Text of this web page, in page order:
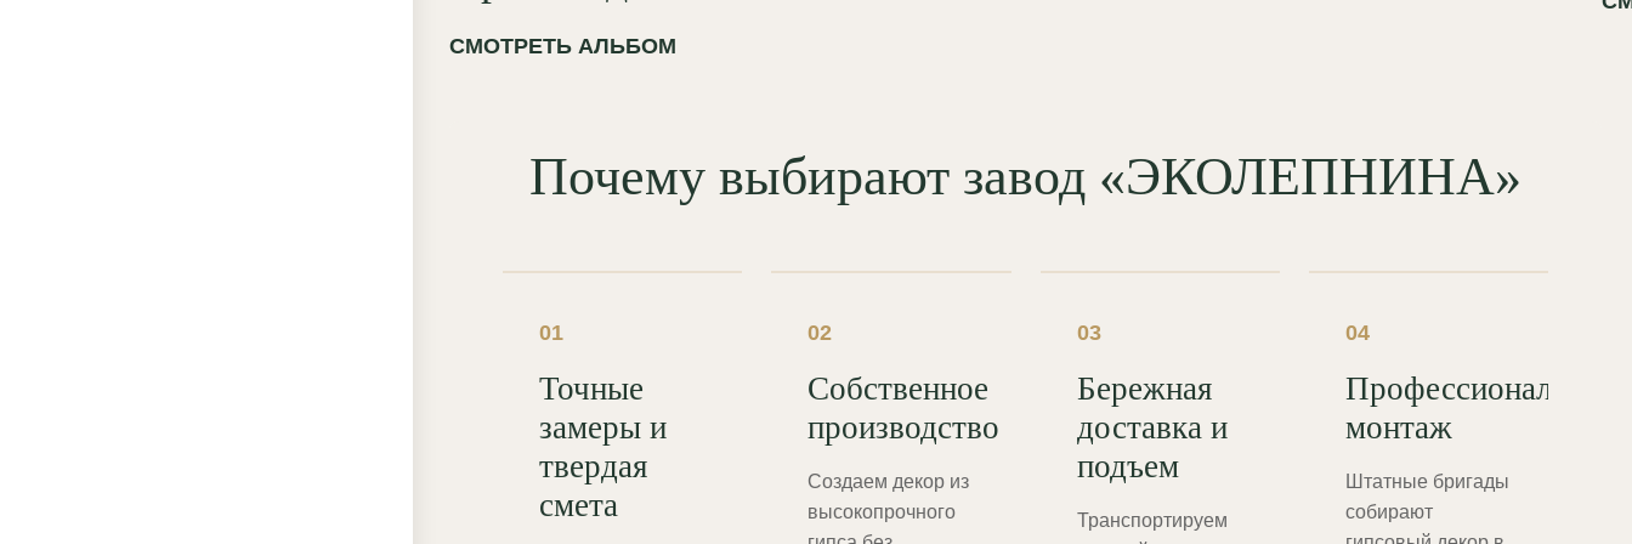
СМОТРЕТЬ АЛЬБОМ
Почему выбирают завод «ЭКОЛЕПНИНА»
01
Точные
замеры и
твердая
смета
02
Собственное
производство
Создаем декор из
высокопрочного
03
Бережная
доставка и
подъем
Транспортируем
04
Профессиональный
монтаж
Штатные бригады
собирают